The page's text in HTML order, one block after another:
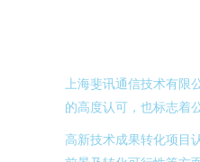
上海斐讯通信技术有限
的高度认可，也标志着
高新技术成果转化项目